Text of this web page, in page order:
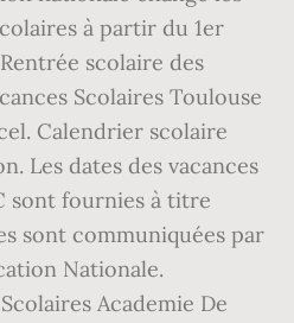
à partir du 1er
scolaire des
Scolaires Toulouse
Calendrier scolaire
Les dates des vacances
sont fournies à titre
sont communiquées par
Nationale.
Academie De